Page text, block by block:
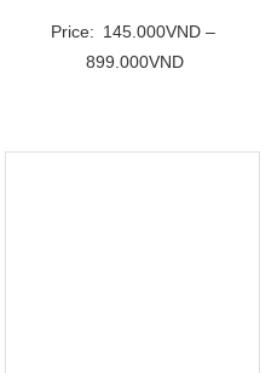
hạng
5 sao
Price: 145.000VND –
899.000VNDKhoảng
145.000VND